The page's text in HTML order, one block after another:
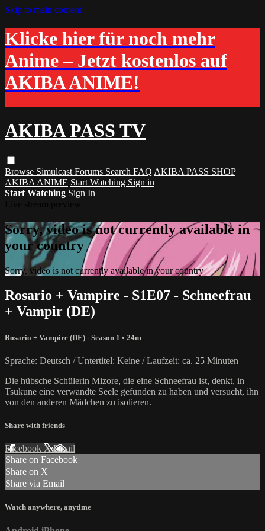
Skip to main content
Klicke hier für noch mehr
Anime – Jetzt kostenlos auf
AKIBA ANIME!
AKIBA PASS TV
Browse Simulcast Forums Search FAQ AKIBA PASS SHOP
AKIBA ANIME Start Watching Sign in
Start Watching Sign In
Sorry, video is not currently available in
your country
Sorry, video is not currently available in your country
Rosario + Vampire - S1E07 - Schneefrau
+ Vampir (DE)
Rosario + Vampire (DE) - Season 1 • 24m
Sprache: Deutsch / Untertitel: Keine / Laufzeit: ca. 25 Minuten
Die hübsche Schülerin Mizore, die eine Schneefrau ist, denkt, in
Tsukune eine verwandte Seele gefunden zu haben und versucht, ihn
von den anderen Mädchen zu isolieren.
Share with friends
Facebook XEmail
Share on Facebook
Share on X
Share via Email
Watch anywhere, anytime